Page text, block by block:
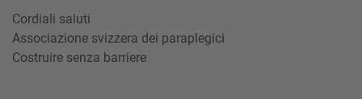
Cordiali saluti
Associazione svizzera dei paraplegici
Costruire senza barriere